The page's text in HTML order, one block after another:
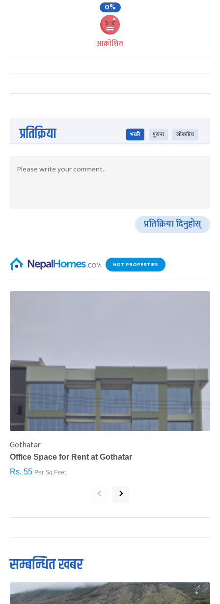
0%
आक्रोशित
प्रतिक्रिया भर्खरै पुराना लोकप्रिय
प्रतिक्रिया दिनुहोस्
HOT PROPERTIES
Gothatar
Office Space for Rent at Gothatar
Rs. 55 Per Sq.Feet
‹ ›
सम्बन्धित खबर